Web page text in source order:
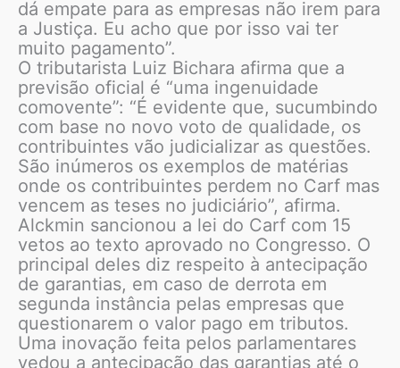
dá empate para as empresas não irem para
a Justiça. Eu acho que por isso vai ter
muito pagamento”.
O tributarista Luiz Bichara afirma que a
previsão oficial é “uma ingenuidade
comovente”: “É evidente que, sucumbindo
com base no novo voto de qualidade, os
contribuintes vão judicializar as questões.
São inúmeros os exemplos de matérias
onde os contribuintes perdem no Carf mas
vencem as teses no judiciário”, afirma.
Alckmin sancionou a lei do Carf com 15
vetos ao texto aprovado no Congresso. O
principal deles diz respeito à antecipação
de garantias, em caso de derrota em
segunda instância pelas empresas que
questionarem o valor pago em tributos.
Uma inovação feita pelos parlamentares
vedou a antecipação das garantias até o